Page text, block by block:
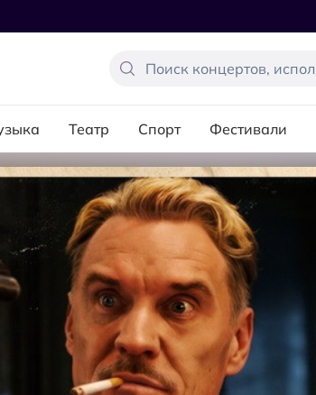
Театр Спорт Фестивали